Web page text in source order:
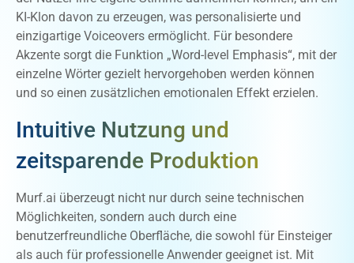
KI-Klon davon zu erzeugen, was personalisierte und
einzigartige Voiceovers ermöglicht. Für besondere
Akzente sorgt die Funktion „Word-level Emphasis“, mit der
einzelne Wörter gezielt hervorgehoben werden können
und so einen zusätzlichen emotionalen Effekt erzielen.
Intuitive Nutzung und
zeitsparende Produktion
Murf.ai überzeugt nicht nur durch seine technischen
Möglichkeiten, sondern auch durch eine
benutzerfreundliche Oberfläche, die sowohl für Einsteiger
als auch für professionelle Anwender geeignet ist. Mit